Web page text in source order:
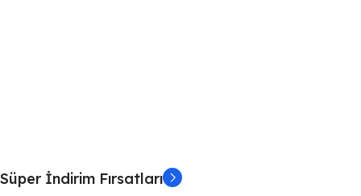
Süper İndirim Fırsatları